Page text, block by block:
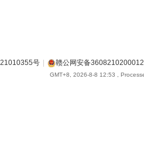
号 | 赣公网安备
GMT+8, 2026-8-8 12:53 ,